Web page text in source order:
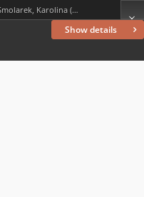
Show details
Smolarek, Karolina (1999– ) (oprac. meryt., oprac. graf.); Gębarowska, Magdalena (1990– ) (oprac. meryt.); Grygiel, Izabela (1990– ) (oprac. meryt., oprac. graf.); Łabuzińska, Agata (1991– ) (oprac. meryt.); Skrypin, Iwona (1987– ) (oprac. meryt.); Łużyński, Andrzej (1983– ) (oprac. meryt.)